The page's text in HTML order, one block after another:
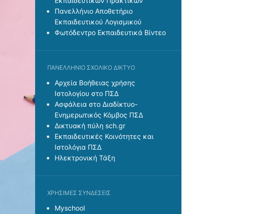
Πανελλήνιο Αποθετήριο
Εκπαιδευτικού Λογισμικού
Φωτόδεντρο Εκπαιδευτικά Βίντεο
ΠΑΝΕΛΛΉΝΙΟ ΣΧΟΛΙΚΌ ΔΊΚΤΥΟ
Αρχεία Βοήθειας χρήσης
Ιστολογίου στο ΠΣΔ
Ασφάλεια στο Διαδίκτυο-
Ενημερωτικός Κόμβος ΠΣΔ
Δικτυακή πύλη sch.gr
Εκπαιδευτικές Κοινότητες και
Ιστολόγια ΠΣΔ
Ηλεκτρονική Τάξη
ΧΡΉΣΙΜΕΣ ΣΥΝΔΈΣΕΙΣ
Myschool